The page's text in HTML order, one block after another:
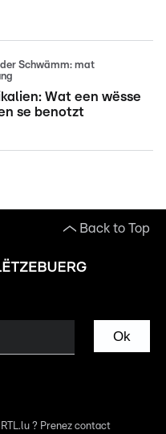
Schwämm: mat
Wat een wësse
se benotzt
Back to Top
Ok
? Prenez contact